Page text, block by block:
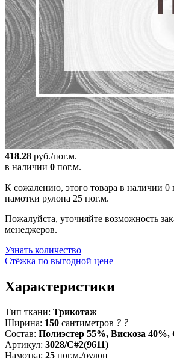
418.28 руб./пог.м.
в наличии 0 пог.м.
К сожалению, этого товара в наличии 0
намотки рулона 25 пог.м.
Пожалуйста, уточняйте возможность
менеджеров.
Узнать количество
Стёжка по выгодной цене
Характеристики
Тип ткани: Трикотаж
Ширина: 150 сантиметров ? ?
Состав: Полиэстер 55%, Вискоза 40%,
Артикул: 3028/C#2(9611)
Намотка: 25 пог.м./рулон